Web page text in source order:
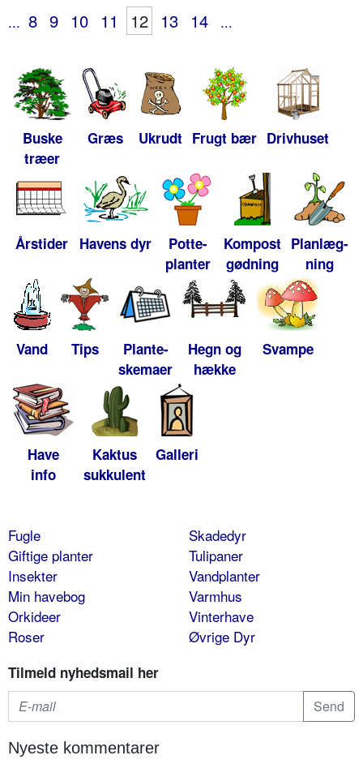
... 8 9 10 11 12 13 14 ...
Buske
træer
Græs Ukrudt Frugt bær Drivhuset
Årstider Havens dyr
Potte-
planter
Kompost
gødning
Planlæg-
ning
Vand Tips
Plante-
skemaer
Hegn og
hække
Svampe
Have
info
Kaktus
sukkulent
Galleri
Fugle
Giftige planter
Insekter
Min havebog
Orkideer
Roser
Skadedyr
Tulipaner
Vandplanter
Varmhus
Vinterhave
Øvrige Dyr
Tilmeld nyhedsmail her
Nyeste kommentarer